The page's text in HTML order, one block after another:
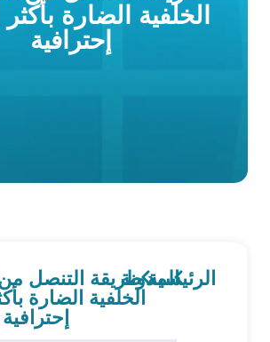
الخلفية الضارة
إحترافية
الرئيسية
المدونةطريقة التنصل
الخلفية الضارة
إحترافية